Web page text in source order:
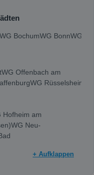
WG BochumWG BonnWG
WG Offenbach am
WG Rüsselsheim
Hofheim am
WG Neu-
am
+ Aufklappen